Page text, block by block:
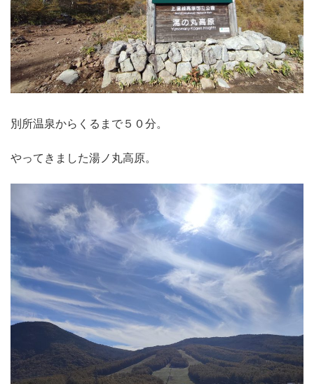
別所温泉からくるまで５０分。
やってきました湯ノ丸高原。